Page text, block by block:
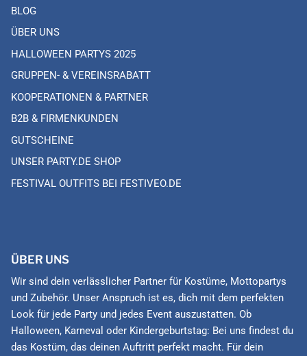
BLOG
ÜBER UNS
HALLOWEEN PARTYS 2025
GRUPPEN- & VEREINSRABATT
KOOPERATIONEN & PARTNER
B2B & FIRMENKUNDEN
GUTSCHEINE
UNSER PARTY.DE SHOP
FESTIVAL OUTFITS BEI FESTIVEO.DE
ÜBER UNS
Wir sind dein verlässlicher Partner für Kostüme, Mottopartys
und Zubehör. Unser Anspruch ist es, dich mit dem perfekten
Look für jede Party und jedes Event auszustatten. Ob
Halloween, Karneval oder Kindergeburtstag: Bei uns findest du
das Kostüm, das deinen Auftritt perfekt macht. Für dein